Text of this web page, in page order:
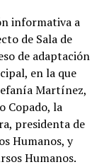
informativa a
de Sala de
de adaptación
en la que
Martínez,
Copado, la
presidenta de
Humanos, y
Humanos.